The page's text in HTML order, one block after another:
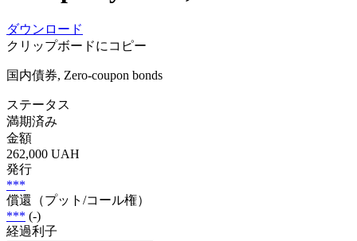
ダウンロード
クリップボードにコピー
国内債券, Zero-coupon bonds
ステータス
満期済み
金額
262,000 UAH
発行
***
償還（プット/コール権）
*** (-)
経過利子